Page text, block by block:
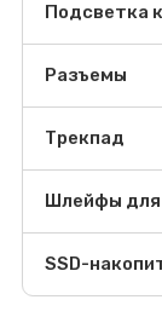
Подсветка
Разъемы
Трекпад
Шлейфы
SSD-